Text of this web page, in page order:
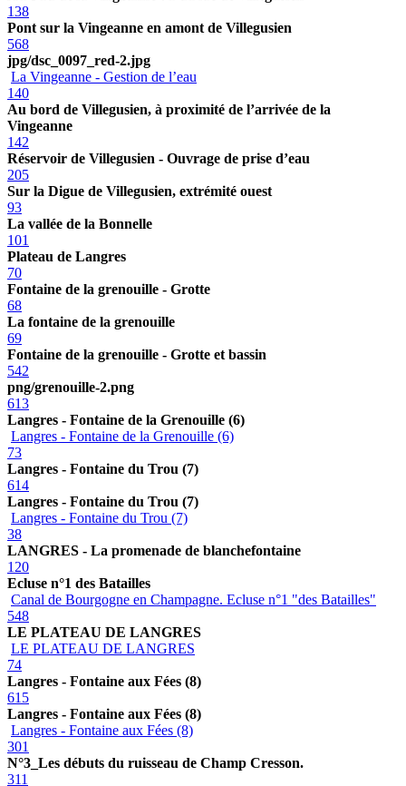
138
Pont sur la Vingeanne en amont de Villegusien
568
jpg/dsc_0097_red-2.jpg
La Vingeanne - Gestion de l’eau
140
Au bord de Villegusien, à proximité de l’arrivée de la
Vingeanne
142
Réservoir de Villegusien - Ouvrage de prise d’eau
205
Sur la Digue de Villegusien, extrémité ouest
93
La vallée de la Bonnelle
101
Plateau de Langres
70
Fontaine de la grenouille - Grotte
68
La fontaine de la grenouille
69
Fontaine de la grenouille - Grotte et bassin
542
png/grenouille-2.png
613
Langres - Fontaine de la Grenouille (6)
Langres - Fontaine de la Grenouille (6)
73
Langres - Fontaine du Trou (7)
614
Langres - Fontaine du Trou (7)
Langres - Fontaine du Trou (7)
38
LANGRES - La promenade de blanchefontaine
120
Ecluse n°1 des Batailles
Canal de Bourgogne en Champagne. Ecluse n°1 "des Batailles"
548
LE PLATEAU DE LANGRES
LE PLATEAU DE LANGRES
74
Langres - Fontaine aux Fées (8)
615
Langres - Fontaine aux Fées (8)
Langres - Fontaine aux Fées (8)
301
N°3_Les débuts du ruisseau de Champ Cresson.
311